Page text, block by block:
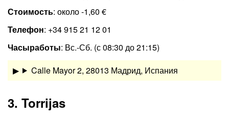
Стоимость: около -1,60 €
Телефон: +34 915 21 12 01
Часыработы: Вс.-Сб. (с 08:30 до 21:15)
Calle Mayor 2, 28013 Мадрид, Испания
3. Torrijas